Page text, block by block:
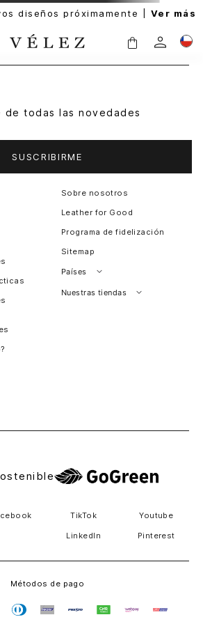
diseños próximamente | Ver más
de todas las novedades
SUSCRIBIRME
Sobre nosotros
Leather for Good
Programa de fidelización
Sitemap
Países
Perú
Nuestras tiendas
TikTok Youtube
LinkedIn Pinterest
Métodos de pago